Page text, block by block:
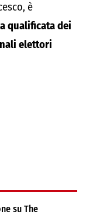
è
qualificata dei
elettori
su The